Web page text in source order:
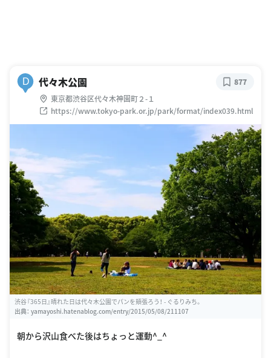
D 代々木公園
東京都渋谷区代々木神園町２-１
https://www.tokyo-park.or.jp/park/format/index039.html
877
渋谷『365日』晴れた日は代々木公園でパンを頬張ろう！ - ぐるりみち。
出典： yamayoshi.hatenablog.com/entry/2015/05/08/211107
朝から沢山食べた後はちょっと運動^_^